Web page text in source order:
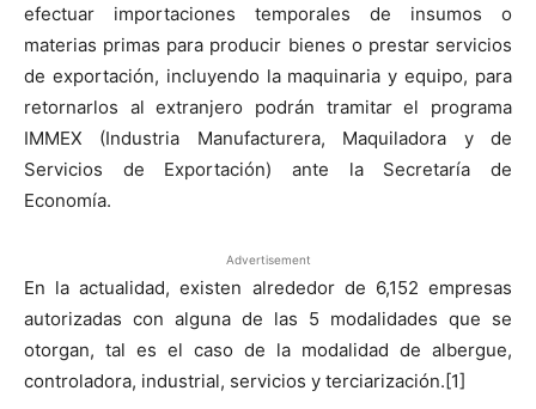
efectuar importaciones temporales de insumos o
materias primas para producir bienes o prestar servicios
de exportación, incluyendo la maquinaria y equipo, para
retornarlos al extranjero podrán tramitar el programa
IMMEX (Industria Manufacturera, Maquiladora y de
Servicios de Exportación) ante la Secretaría de
Economía.
Advertisement
En la actualidad, existen alrededor de 6,152 empresas
autorizadas con alguna de las 5 modalidades que se
otorgan, tal es el caso de la modalidad de albergue,
controladora, industrial, servicios y terciarización.[1]